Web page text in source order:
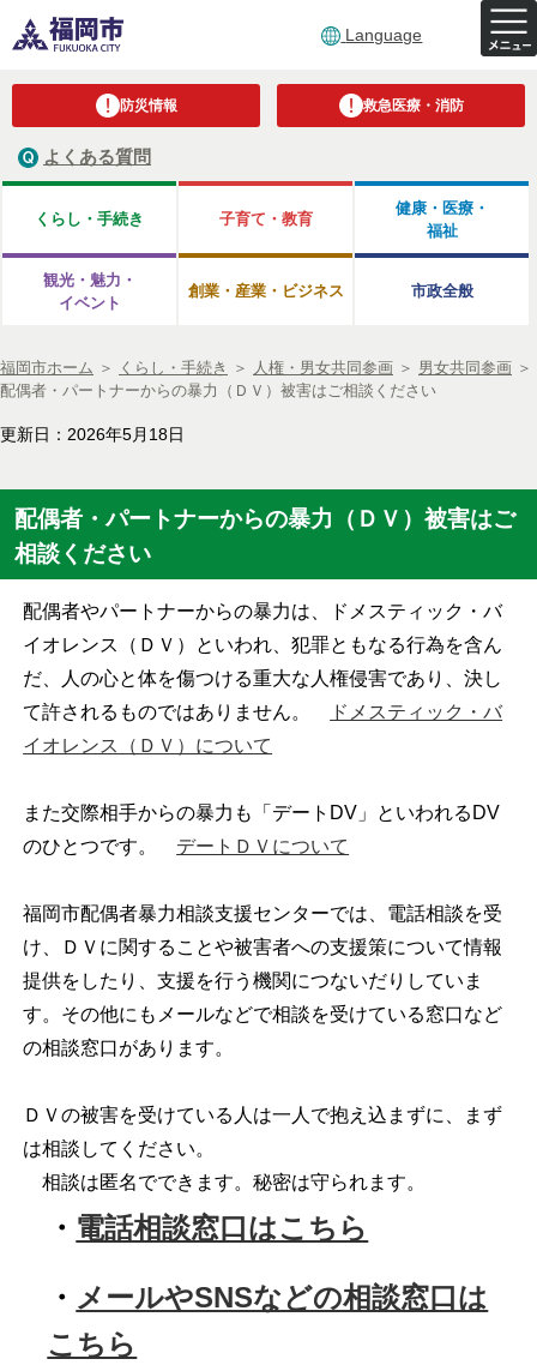
Language
防災情報 救急医療・消防
よくある質問
くらし・手続き 子育て・教育
健康・医療・
福祉
観光・魅力・
イベント
創業・産業・ビジネス 市政全般
福岡市ホーム ＞ くらし・手続き ＞ 人権・男女共同参画 ＞ 男女共同参画 ＞
配偶者・パートナーからの暴力（ＤＶ）被害はご相談ください
更新日：2026年5月18日
配偶者・パートナーからの暴力（ＤＶ）被害はご
相談ください
配偶者やパートナーからの暴力は、ドメスティック・バ
イオレンス（ＤＶ）といわれ、犯罪ともなる行為を含ん
だ、人の心と体を傷つける重大な人権侵害であり、決し
て許されるものではありません。
ドメスティック・バ
イオレンス（ＤＶ）について
また交際相手からの暴力も「デートDV」といわれるDV
のひとつです。 デートＤＶについて
福岡市配偶者暴力相談支援センターでは、電話相談を受
け、ＤＶに関することや被害者への支援策について情報
提供をしたり、支援を行う機関につないだりしていま
す。その他にもメールなどで相談を受けている窓口など
の相談窓口があります。
ＤＶの被害を受けている人は一人で抱え込まずに、まず
は相談してください。
相談は匿名でできます。秘密は守られます。
・ 電話相談窓口はこちら
・ メールやSNSなどの相談窓口は
こちら